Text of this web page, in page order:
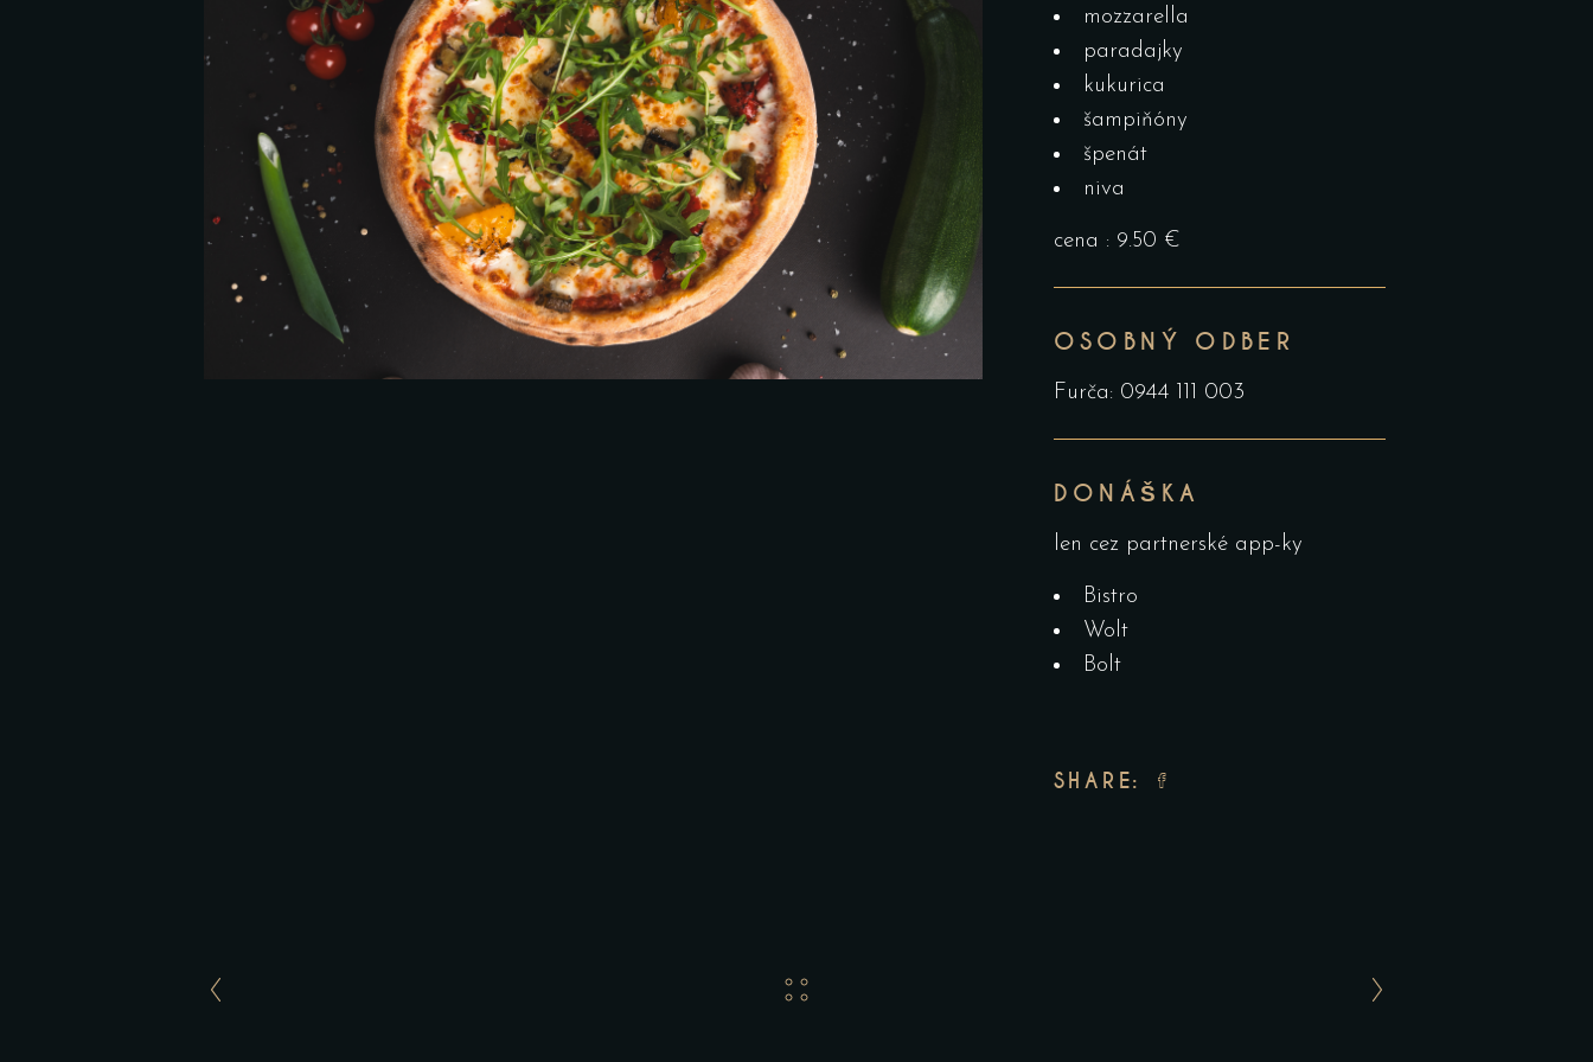
mozzarella
paradajky
kukurica
šampiňóny
špenát
niva
cena : 9.50 €
OSOBNÝ ODBER
Furča: 0944 111 003
DONÁŠKA
len cez partnerské app-ky
Bistro
Wolt
Bolt
SHARE: